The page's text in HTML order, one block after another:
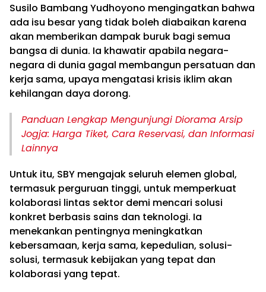
Susilo Bambang Yudhoyono mengingatkan bahwa
ada isu besar yang tidak boleh diabaikan karena
akan memberikan dampak buruk bagi semua
bangsa di dunia. Ia khawatir apabila negara-
negara di dunia gagal membangun persatuan dan
kerja sama, upaya mengatasi krisis iklim akan
kehilangan daya dorong.
Panduan Lengkap Mengunjungi Diorama Arsip
Jogja: Harga Tiket, Cara Reservasi, dan Informasi
Lainnya
Untuk itu, SBY mengajak seluruh elemen global,
termasuk perguruan tinggi, untuk memperkuat
kolaborasi lintas sektor demi mencari solusi
konkret berbasis sains dan teknologi. Ia
menekankan pentingnya meningkatkan
kebersamaan, kerja sama, kepedulian, solusi-
solusi, termasuk kebijakan yang tepat dan
kolaborasi yang tepat.